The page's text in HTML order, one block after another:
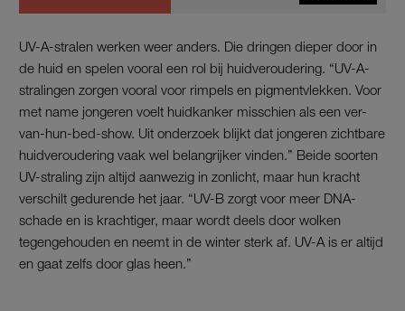
UV-A-stralen werken weer anders. Die dringen dieper door in
de huid en spelen vooral een rol bij huidveroudering. “UV-A-
stralingen zorgen vooral voor rimpels en pigmentvlekken. Voor
met name jongeren voelt huidkanker misschien als een ver-
van-hun-bed-show. Uit onderzoek blijkt dat jongeren zichtbare
huidveroudering vaak wel belangrijker vinden.” Beide soorten
UV-straling zijn altijd aanwezig in zonlicht, maar hun kracht
verschilt gedurende het jaar. “UV-B zorgt voor meer DNA-
schade en is krachtiger, maar wordt deels door wolken
tegengehouden en neemt in de winter sterk af. UV-A is er altijd
en gaat zelfs door glas heen.”